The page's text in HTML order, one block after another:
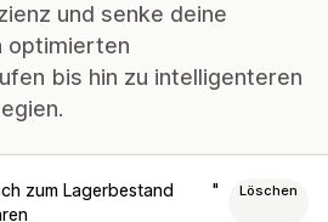
und senke deine
optimierten
bis hin zu intelligenteren
zum Lagerbestand
Löschen